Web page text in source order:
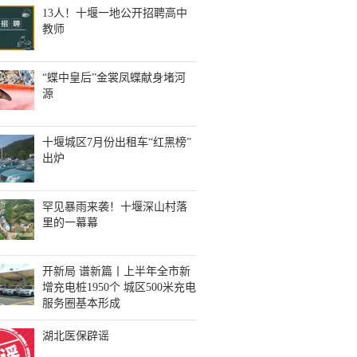
13人！十堰一地公开招聘高中
教师
“蝶中皇后”金裳凤蝶献身堵河
源
十堰城区7月份出租车“红黑榜”
出炉
罕见暴雨来袭！十堰深山村落
里的一幕幕
开新局 谱新篇丨上半年全市新
增充电桩1950个 城区500米充电
服务圈基本形成
湖北医保辟谣